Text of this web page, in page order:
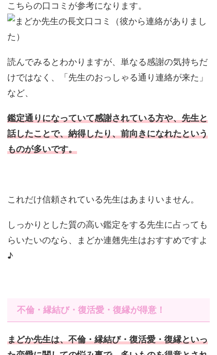
こちらの口コミが参考になります。
読んでみるとわかりますが、単なる感謝の気持ちだ
けではなく、「先生のおっしゃる通り連絡が来た」
など、
鑑定通りになっていて感謝されている方や、先生と
話したことで、納得したり、前向きになれたという
ものが多いです。
これだけ信頼されている先生はあまりいません。
しっかりとした質の高い鑑定をする先生に占っても
らいたいのなら、まどか連翹先生はおすすめですよ
♪
不倫・縁結び・復活愛・復縁が得意！
まどか先生は、不倫・縁結び・復活愛・復縁といっ